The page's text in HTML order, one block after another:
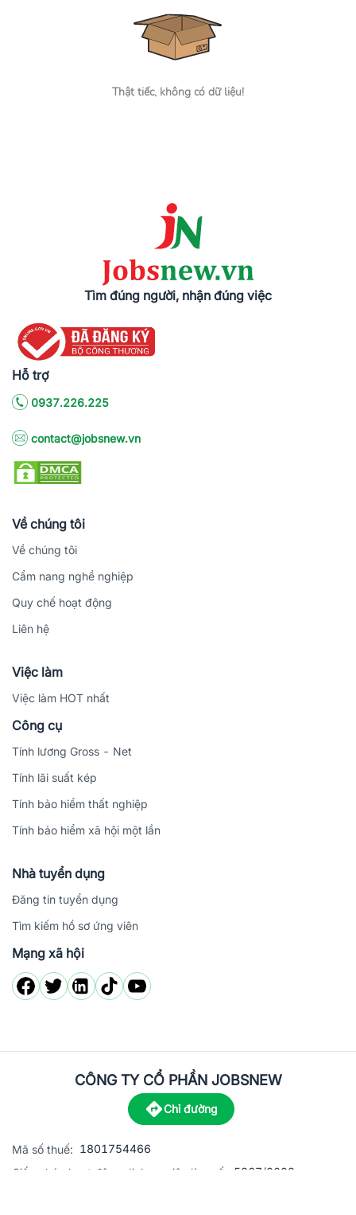
Thật tiếc, không có dữ liệu!
Tìm đúng người, nhận đúng việc
Hỗ trợ
0937.226.225
contact@jobsnew.vn
Về chúng tôi
Về chúng tôi
Cẩm nang nghề nghiệp
Quy chế hoạt động
Liên hệ
Việc làm
Việc làm HOT nhất
Công cụ
Tính lương Gross - Net
Tính lãi suất kép
Tính bảo hiểm thất nghiệp
Tính bảo hiểm xã hội một lần
Nhà tuyển dụng
Đăng tin tuyển dụng
Tìm kiếm hồ sơ ứng viên
Mạng xã hội
CÔNG TY CỔ PHẦN JOBSNEW
Chỉ đường
Mã số thuế: 1801754466
Giấy phép hoạt động dịch vụ việc làm số:
5867/2023